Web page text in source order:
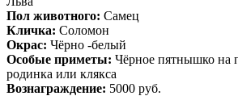
Пол животного: Самец
Кличка: Соломон
Окрас: Чёрно -белый
Особые приметы: Чёрное пятнышко на
родинка или клякса
Вознаграждение: 5000 руб.